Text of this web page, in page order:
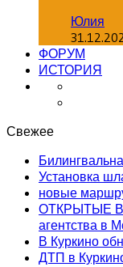
Юлия
ФОРУМ
ИСТОРИЯ
Свежее
Установка
новые
ОТКРЫТЫЕ
агентства в
В Куркино
ДТП в